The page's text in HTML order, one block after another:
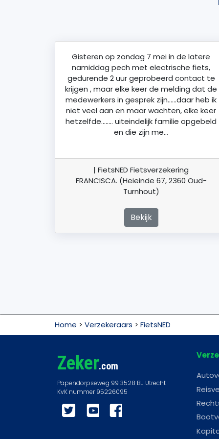
Gisteren op zondag 7 mei in de latere
namiddag pech met electrische fiets,
gedurende 2 uur geprobeerd contact te
krijgen , maar elke keer de melding dat de
medewerkers in gesprek zijn……daar heb ik
niet veel aan en maar wachten, elke keer
hetzelfde…….. uiteindelijk familie opgebeld
en die zijn me…
| FietsNED Fietsverzekering
FRANCISCA. (Heieinde 67, 2360 Oud-
Turnhout)
Bekijk
Home > Verzekeraars > FietsNED
Zeker.com
Twitter YouTube